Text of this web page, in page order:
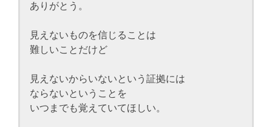
ありがとう。
見えないものを信じることは
難しいことだけど
見えないからいないという証拠には
ならないということを
いつまでも覚えていてほしい。